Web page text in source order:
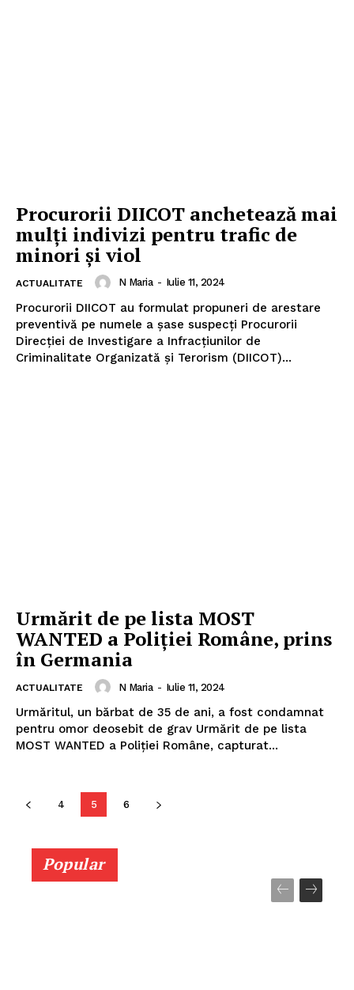
Procurorii DIICOT anchetează mai
mulți indivizi pentru trafic de
minori și viol
ACTUALITATE N Maria - Iulie 11, 2024
Procurorii DIICOT au formulat propuneri de arestare
preventivă pe numele a șase suspecți Procurorii
Direcției de Investigare a Infracțiunilor de
Criminalitate Organizată și Terorism (DIICOT)...
Urmărit de pe lista MOST
WANTED a Poliției Române, prins
în Germania
ACTUALITATE N Maria - Iulie 11, 2024
Urmăritul, un bărbat de 35 de ani, a fost condamnat
pentru omor deosebit de grav Urmărit de pe lista
MOST WANTED a Poliției Române, capturat...
4 5 6
Popular